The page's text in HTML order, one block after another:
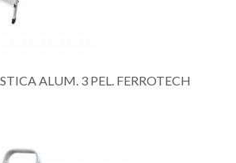
ALUM. 3 PEL. FERROTECH